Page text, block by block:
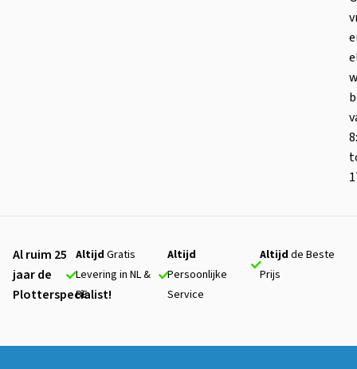
Al ruim 25
jaar de
Plotterspecialist!
Altijd Gratis
Levering in NL &
BE
Altijd
Persoonlijke
Service
Altijdde Beste
Prijs